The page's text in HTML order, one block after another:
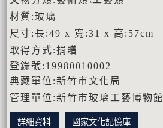
材質:玻璃
尺寸:長:49 x 寬:31 x 高:57cm
取得方式:捐贈
登錄號:19980010002
典藏單位:新竹市文化局
管理單位:新竹市玻璃工藝博物館
詳細資料 國家文化記憶庫